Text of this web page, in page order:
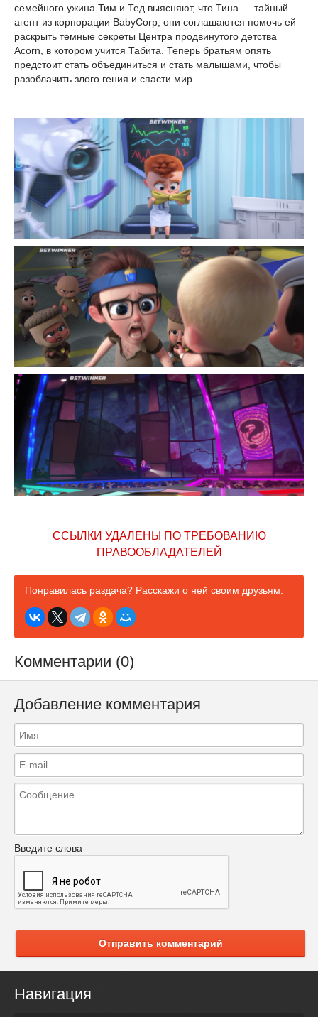
семейного ужина Тим и Тед выясняют, что Тина — тайный
агент из корпорации BabyCorp, они соглашаются помочь ей
раскрыть темные секреты Центра продвинутого детства
Acorn, в котором учится Табита. Теперь братьям опять
предстоит стать объединиться и стать малышами, чтобы
разоблачить злого гения и спасти мир.
ССЫЛКИ УДАЛЕНЫ ПО ТРЕБОВАНИЮ
ПРАВООБЛАДАТЕЛЕЙ
Понравилась раздача? Расскажи о ней своим друзьям:
Комментарии (0)
Добавление комментария
Введите слова
Отправить комментарий
Навигация